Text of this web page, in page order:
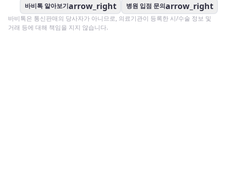
바비톡 알아보기arrow_right 병원 입점 문의arrow_right
바비톡은 통신판매의 당사자가 아니므로, 의료기관이 등록한 시/수술 정보 및
거래 등에 대해 책임을 지지 않습니다.